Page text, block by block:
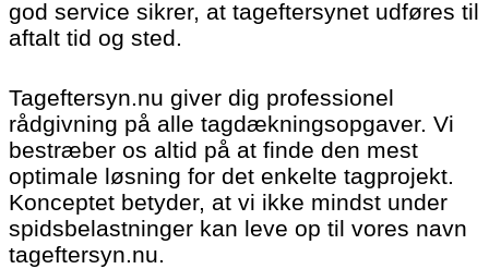
god service sikrer, at tageftersynet udføres til
aftalt tid og sted.
Tageftersyn.nu giver dig professionel
rådgivning på alle tagdækningsopgaver. Vi
bestræber os altid på at finde den mest
optimale løsning for det enkelte tagprojekt.
Konceptet betyder, at vi ikke mindst under
spidsbelastninger kan leve op til vores navn
tageftersyn.nu.